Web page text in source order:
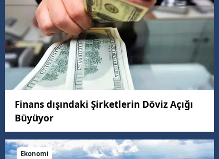
Finans dışındaki Şirketlerin Döviz Açığı
Büyüyor
Ekonomi